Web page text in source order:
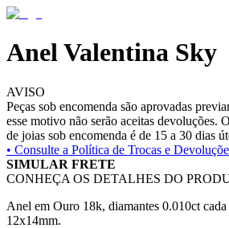
Anel Valentina Sky
AVISO
Peças sob encomenda são aprovadas
esse motivo não serão aceitas devoluções.
de joias sob encomenda é de 15 a 30 dias
• Consulte a Política de Trocas e
SIMULAR FRETE
CONHEÇA OS DETALHES DO
Anel em Ouro 18k, diamantes 0.010ct
12x14mm.